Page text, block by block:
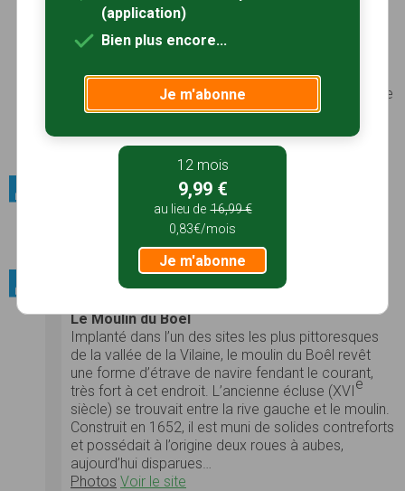
viendrait de l’histoire d’un jeune berger découvrant
dans un nid de merle, non loin d’un étang, une
lui, sept fois la statuette retourne dans le nid. Les
textes, depuis le XIIe siècle, donnent au monastère
le nom de Saint-Sulpice. L'abbatialeest en effet
Bourges
Voir le site
Patrimoine bâti / Pont
Pont du Pont-Réan
Patrimoine bâti / Bâti insolite
Le Moulin du Boël
Implanté dans l’un des sites les plus pittoresques
de la vallée de la Vilaine, le moulin du Boêl revêt
une forme d’étrave de navire fendant le courant,
très fort à cet endroit. L’ancienne écluse (XVIe
siècle) se trouvait entre la rive gauche et le moulin.
Construit en 1652, il est muni de solides contreforts
et possédait à l’origine deux roues à aubes,
aujourd’hui disparues…
Photos Voir le site
(application)
Bien plus encore...
Je m'abonne
12 mois
9,99 €
au lieu de 16,99 €
0,83€/mois
Je m'abonne